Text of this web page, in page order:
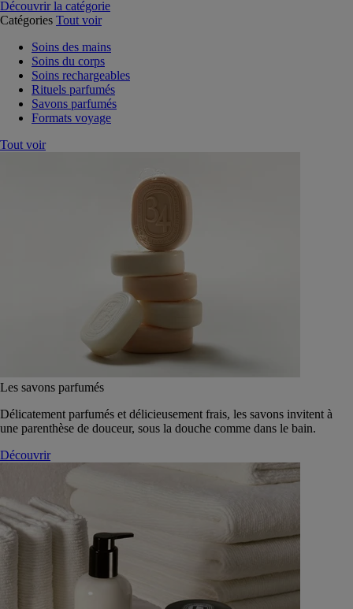
Découvrir la catégorie
Catégories Tout voir
Soins des mains
Soins du corps
Soins rechargeables
Rituels parfumés
Savons parfumés
Formats voyage
Tout voir
Les savons parfumés
Délicatement parfumés et délicieusement frais, les savons invitent à
une parenthèse de douceur, sous la douche comme dans le bain.
Découvrir